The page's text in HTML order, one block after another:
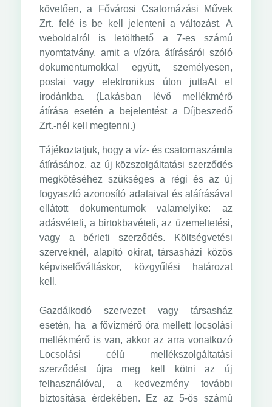
követően, a Fővárosi Csatornázási Művek
Zrt. felé is be kell jelenteni a változást. A
weboldalról is letölthető a 7-es számú
nyomtatvány, amit a vízóra átírásáról szóló
dokumentumokkal együtt, személyesen,
postai vagy elektronikus úton juttaAt el
irodánkba. (Lakásban lévő mellékmérő
átírása esetén a bejelentést a Díjbeszedő
Zrt.-nél kell megtenni.)
Tájékoztatjuk, hogy a víz- és csatornaszámla
átírásához, az új közszolgáltatási szerződés
megkötéséhez szükséges a régi és az új
fogyasztó azonosító adataival és aláírásával
ellátott dokumentumok valamelyike: az
adásvételi, a birtokbavételi, az üzemeltetési,
vagy a bérleti szerződés. Költségvetési
szerveknél, alapító okirat, társasházi közös
képviselőváltáskor, közgyűlési határozat
kell.
Gazdálkodó szervezet vagy társasház
esetén, ha a fővízmérő óra mellett locsolási
mellékmérő is van, akkor az arra vonatkozó
Locsolási célú mellékszolgáltatási
szerződést újra meg kell kötni az új
felhasználóval, a kedvezmény további
biztosítása érdekében. Ez az 5-ös számú